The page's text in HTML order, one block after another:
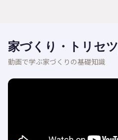
家づくり・トリセツ
動画で学ぶ家づくりの基礎知識